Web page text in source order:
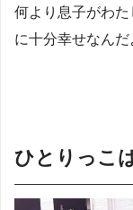
何より息子がわ
に十分幸せなんだ
ひとりっこ